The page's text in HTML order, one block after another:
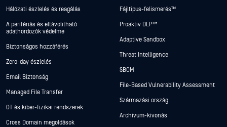
Hálózati észlelés és reagálás
A perifériás és eltávolítható
adathordozók védelme
Biztonságos hozzáférés
Zero-day észlelés
Email Biztonság
Managed File Transfer
OT és kiber-fizikai rendszerek
Cross Domain megoldások
Fájltípus-felismerés™
Proaktív DLP™
Adaptive Sandbox
Threat Intelligence
SBOM
File-Based Vulnerability Assessment
Származási ország
Archívum-kivonás